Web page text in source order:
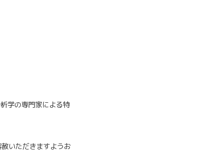
学の専門家による特
いただきますようお